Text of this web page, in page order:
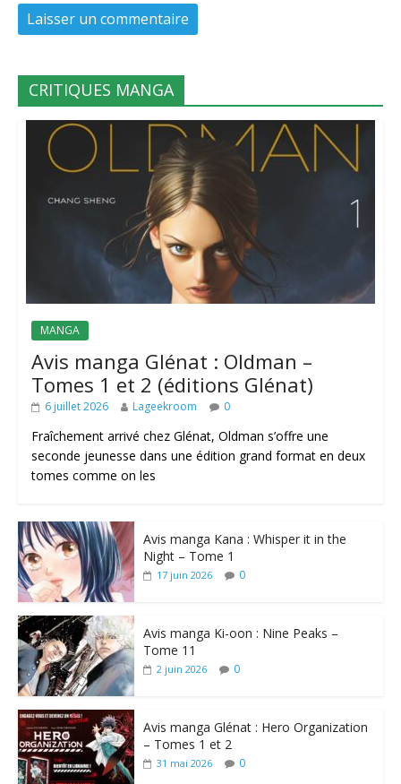
CRITIQUES MANGA
MANGA
Avis manga Glénat : Oldman –
Tomes 1 et 2 (éditions Glénat)
6 juillet 2026 Lageekroom 0
Fraîchement arrivé chez Glénat, Oldman s’offre une
seconde jeunesse dans une édition grand format en deux
tomes comme on les
Avis manga Kana : Whisper it in the
Night – Tome 1
17 juin 2026 0
Avis manga Ki-oon : Nine Peaks –
Tome 11
2 juin 2026 0
Avis manga Glénat : Hero Organization
– Tomes 1 et 2
31 mai 2026 0